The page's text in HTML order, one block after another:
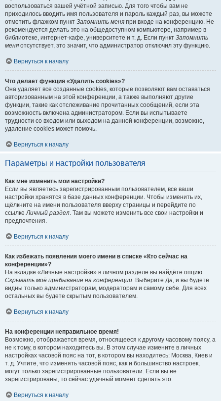
воспользоваться вашей учётной записью. Для того чтобы вам не
приходилось вводить имя пользователя и пароль каждый раз, вы можете
отметить флажком пункт Запомнить меня при входе на конференцию. Не
рекомендуется делать это на общедоступном компьютере, например в
библиотеке, интернет-кафе, университете и т. д. Если пункт Запомнить
меня отсутствует, это значит, что администратор отключил эту функцию.
Вернуться к началу
Что делает функция «Удалить cookies»?
Она удаляет все созданные cookies, которые позволяют вам оставаться
авторизованным на этой конференции, а также выполняют другие
функции, такие как отслеживание прочитанных сообщений, если эта
возможность включена администратором. Если вы испытываете
трудности со входом или выходом на данной конференции, возможно,
удаление cookies может помочь.
Вернуться к началу
Параметры и настройки пользователя
Как мне изменить мои настройки?
Если вы являетесь зарегистрированным пользователем, все ваши
настройки хранятся в базе данных конференции. Чтобы изменить их,
щёлкните на имени пользователя вверху страницы и перейдите по
ссылкеЛичный раздел. Там вы можете изменить все свои настройки и
предпочтения.
Вернуться к началу
Как избежать появления моего имени в списке «Кто сейчас на
конференции»?
На вкладке «Личные настройки» в личном разделе вы найдёте опцию
Скрывать моё пребывание на конференции. ВыберитеДа, и вы будете
видны только администраторам, модераторам и самому себе. Для всех
остальных вы будете скрытым пользователем.
Вернуться к началу
На конференции неправильное время!
Возможно, отображается время, относящееся к другому часовому поясу, а
не к тому, в котором находитесь вы. В этом случае измените в личных
настройках часовой пояс на тот, в котором вы находитесь: Москва, Киев и
т. д. Учтите, что изменять часовой пояс, как и большинство настроек,
могут только зарегистрированные пользователи. Если вы не
зарегистрированы, то сейчас удачный момент сделать это.
Вернуться к началу